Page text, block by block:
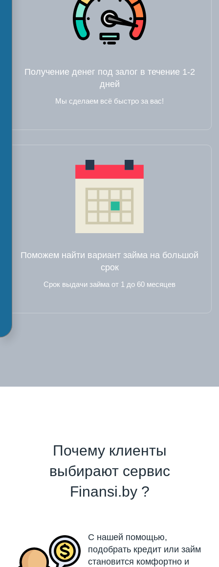
Получение денег под залог в течение 1-2
дней
Мы сделаем всё быстро за вас!
Поможем найти вариант займа на большой
срок
Срок выдачи займа от 1 до 60 месяцев
Почему клиенты
выбирают сервис
Finansi.by ?
С нашей помощью,
подобрать кредит или займ
становится комфортно и